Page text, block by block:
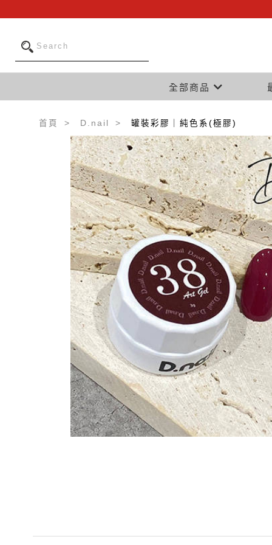
全部商品
首頁 D.nail 罐裝彩膠｜純色系(極膠)